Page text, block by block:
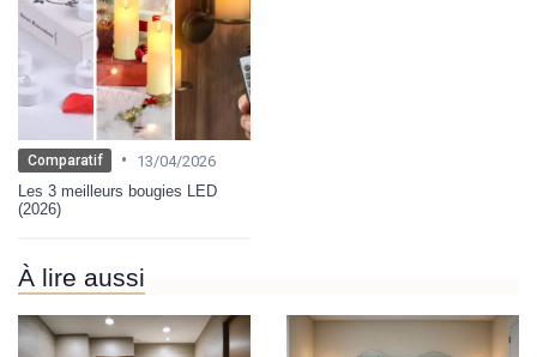
Comparatif •
13/04/2026
Les 3 meilleurs bougies LED
(2026)
À lire aussi